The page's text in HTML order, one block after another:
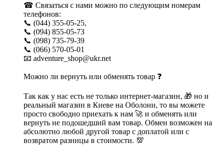
☎ Связаться с нами можно по следующим номерам
телефонов:
📞 (044) 355-05-25,
📞 (094) 855-05-73
📞 (098) 735-79-39
📞 (066) 570-05-01
📧 adventure_shop@ukr.net
Можно ли вернуть или обменять товар ❓
Так как у нас есть не только интернет-магазин, 🎁 но и
реальный магазин в Киеве на Оболони, то вы можете
просто свободно приехать к нам 🚀 и обменять или
вернуть не подошедший вам товар. Обмен возможен на
абсолютно любой другой товар с доплатой или с
возвратом разницы в стоимости. 💯